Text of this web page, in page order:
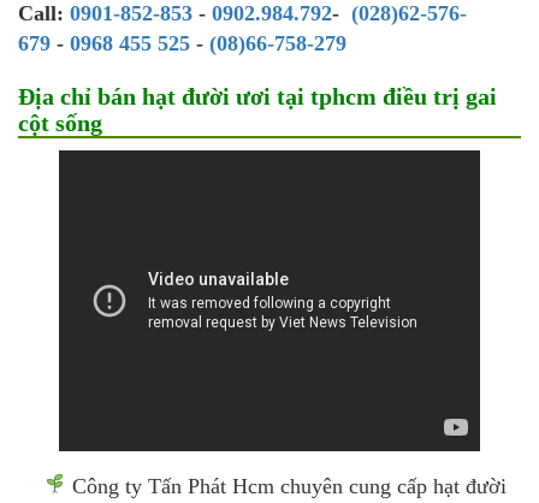
Call: 0901-852-853 - 0902.984.792- (028)62-576-
679 - 0968 455 525 - (08)66-758-279
Địa chỉ bán hạt đười ươi tại tphcm điều trị gai
cột sống
Công ty Tấn Phát Hcm chuyên cung cấp hạt đười